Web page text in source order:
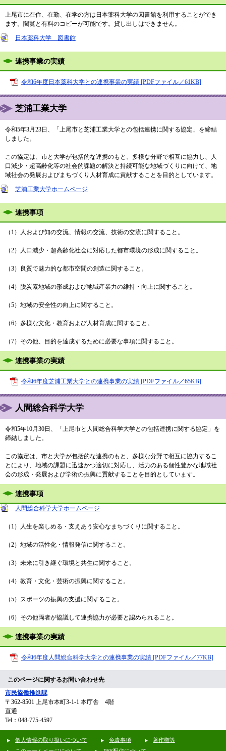
上尾市に在住、在勤、在学の方は日本薬科大学の図書館を利用することができ
ます。閲覧と有料のコピーが可能です。貸し出しはできません。
日本薬科大学 図書館
連携事業の実績
令和6年度日本薬科大学との連携事業の実績 [PDFファイル／61KB]
芝浦工業大学
令和5年3月23日、「上尾市と芝浦工業大学との包括連携に関する協定」を締結
しました。
この協定は、市と大学が包括的な連携のもと、多様な分野で相互に協力し、人
口減少・超高齢化等の社会的課題の解決と持続可能な地域づくりに向けて、地
域社会の発展およびまちづくり人材育成に貢献することを目的としています。
芝浦工業大学ホームページ
連携事項
（1）人および知の交流、情報の交流、技術の交流に関すること。
（2）人口減少・超高齢化社会に対応した都市環境の形成に関すること。
（3）良質で魅力的な都市空間の創造に関すること。
（4）脱炭素地域の形成および地域産業力の維持・向上に関すること。
（5）地域の安全性の向上に関すること。
（6）多様な文化・教育および人材育成に関すること。
（7）その他、目的を達成するために必要な事項に関すること。
連携事業の実績
令和6年度芝浦工業大学との連携事業の実績 [PDFファイル／65KB]
人間総合科学大学
令和5年10月30日、「上尾市と人間総合科学大学との包括連携に関する協定」を
締結しました。
この協定は、市と大学が包括的な連携のもと、多様な分野で相互に協力するこ
とにより、地域の課題に迅速かつ適切に対応し、活力のある個性豊かな地域社
会の形成・発展および学術の振興に貢献することを目的としています。
連携事項
人間総合科学大学ホームページ
（1）人生を楽しめる・支えあう安心なまちづくりに関すること。
（2）地域の活性化・情報発信に関すること。
（3）未来に引き継ぐ環境と共生に関すること。
（4）教育・文化・芸術の振興に関すること。
（5）スポーツの振興の支援に関すること。
（6）その他両者が協議して連携協力が必要と認められること。
連携事業の実績
令和6年度人間総合科学大学との連携事業の実績 [PDFファイル／77KB]
このページに関するお問い合わせ先
市民協働推進課
〒362-8501
上尾市本町3-1-1 本庁舎 4階
直通
Tel：048-775-4597
個人情報の取り扱いについて 免責事項
著作権等